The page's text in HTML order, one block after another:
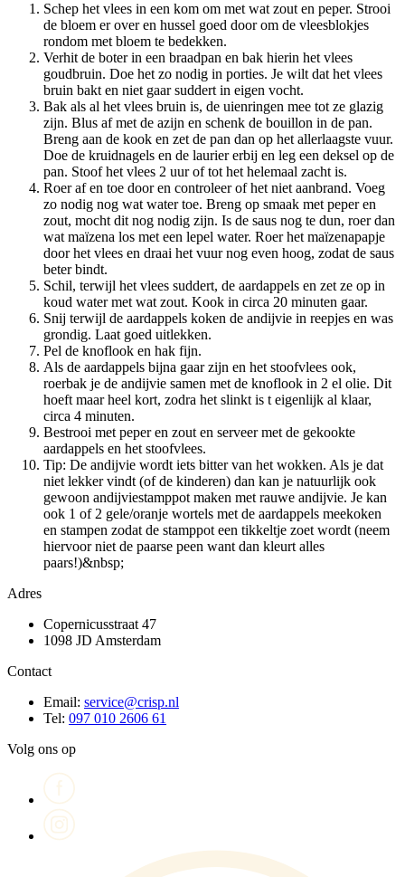
Schep het vlees in een kom om met wat zout en peper. Strooi
de bloem er over en hussel goed door om de vleesblokjes
rondom met bloem te bedekken.
Verhit de boter in een braadpan en bak hierin het vlees
goudbruin. Doe het zo nodig in porties. Je wilt dat het vlees
bruin bakt en niet gaar suddert in eigen vocht.
Bak als al het vlees bruin is, de uienringen mee tot ze glazig
zijn. Blus af met de azijn en schenk de bouillon in de pan.
Breng aan de kook en zet de pan dan op het allerlaagste vuur.
Doe de kruidnagels en de laurier erbij en leg een deksel op de
pan. Stoof het vlees 2 uur of tot het helemaal zacht is.
Roer af en toe door en controleer of het niet aanbrand. Voeg
zo nodig nog wat water toe. Breng op smaak met peper en
zout, mocht dit nog nodig zijn. Is de saus nog te dun, roer dan
wat maïzena los met een lepel water. Roer het maïzenapapje
door het vlees en draai het vuur nog even hoog, zodat de saus
beter bindt.
Schil, terwijl het vlees suddert, de aardappels en zet ze op in
koud water met wat zout. Kook in circa 20 minuten gaar.
Snij terwijl de aardappels koken de andijvie in reepjes en was
grondig. Laat goed uitlekken.
Pel de knoflook en hak fijn.
Als de aardappels bijna gaar zijn en het stoofvlees ook,
roerbak je de andijvie samen met de knoflook in 2 el olie. Dit
hoeft maar heel kort, zodra het slinkt is t eigenlijk al klaar,
circa 4 minuten.
Bestrooi met peper en zout en serveer met de gekookte
aardappels en het stoofvlees.
Tip: De andijvie wordt iets bitter van het wokken. Als je dat
niet lekker vindt (of de kinderen) dan kan je natuurlijk ook
gewoon andijviestamppot maken met rauwe andijvie. Je kan
ook 1 of 2 gele/oranje wortels met de aardappels meekoken
en stampen zodat de stamppot een tikkeltje zoet wordt (neem
hiervoor niet de paarse peen want dan kleurt alles
paars!)&nbsp;
Adres
Copernicusstraat 47
1098 JD Amsterdam
Contact
Email: service@crisp.nl
Tel: 097 010 2606 61
Volg ons op